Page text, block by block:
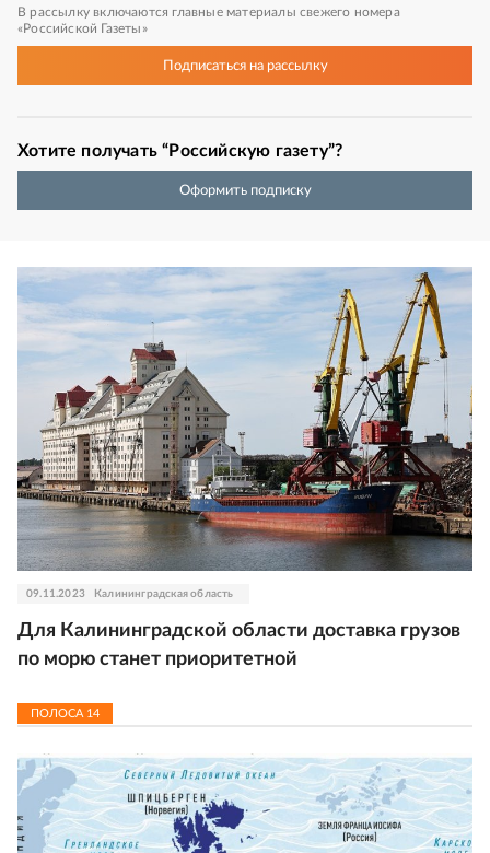
В рассылку включаются главные материалы свежего номера
«Российской Газеты»
Подписатьсяна рассылку
Хотите получать “Российскую газету”?
Оформить подписку
09.11.2023 Калининградская область
Для Калининградской области доставка грузов
по морю станет приоритетной
ПОЛОСА 14